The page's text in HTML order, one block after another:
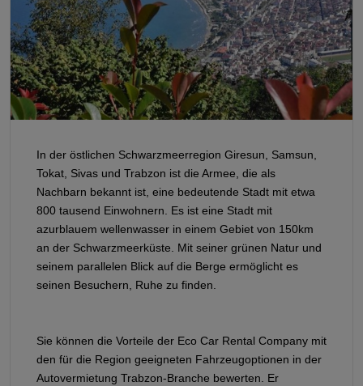
In der östlichen Schwarzmeerregion Giresun, Samsun,
Tokat, Sivas und Trabzon ist die Armee, die als
Nachbarn bekannt ist, eine bedeutende Stadt mit etwa
800 tausend Einwohnern. Es ist eine Stadt mit
azurblauem wellenwasser in einem Gebiet von 150km
an der Schwarzmeerküste. Mit seiner grünen Natur und
seinem parallelen Blick auf die Berge ermöglicht es
seinen Besuchern, Ruhe zu finden.
Sie können die Vorteile der Eco Car Rental Company mit
den für die Region geeigneten Fahrzeugoptionen in der
Autovermietung Trabzon-Branche bewerten. Er